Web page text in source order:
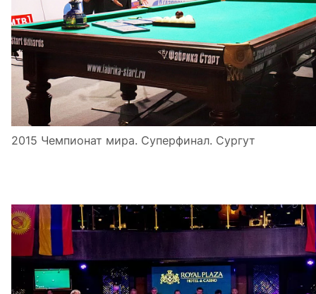
2015 Чемпионат мира. Суперфинал. Сургут